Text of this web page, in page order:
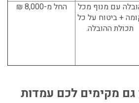
עם מנוף מכל
+ ביטוח על כל
תכולת ההובלה.
החל מ-8,000 ₪
גם מקימים לכם עמדות